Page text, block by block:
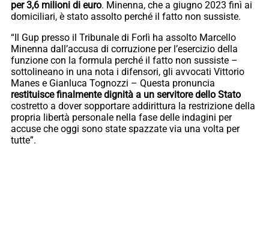
per 3,6 milioni di euro. Minenna, che a giugno 2023 finì ai
domiciliari, è stato assolto perché il fatto non sussiste.
“Il Gup presso il Tribunale di Forlì ha assolto Marcello
Minenna dall’accusa di corruzione per l’esercizio della
funzione con la formula perché il fatto non sussiste –
sottolineano in una nota i difensori, gli avvocati Vittorio
Manes e Gianluca Tognozzi – Questa pronuncia
restituisce finalmente dignità a un servitore dello Stato
costretto a dover sopportare addirittura la restrizione della
propria libertà personale nella fase delle indagini per
accuse che oggi sono state spazzate via una volta per
tutte”.